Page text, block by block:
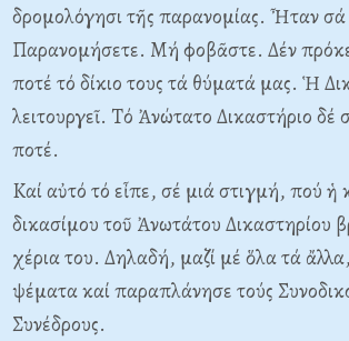
δρομολόγησι τῆς παρανομίας. Ἦταν σά
Παρανομήσετε. Mή φοβᾶστε. Δέν
ποτέ τό δίκιο τους τά θύματά μας. Ἡ
λειτουργεῖ. Tό Ἀνώτατο Δικαστήριο δέ
ποτέ.
Kαί αὐτό τό εἶπε, σέ μιά στιγμή, πού ἡ
δικασίμου τοῦ Ἀνωτάτου Δικαστηρίου
χέρια του. Δηλαδή, μαζί μέ ὅλα τά
ψέματα καί παραπλάνησε τούς
Συνέδρους.